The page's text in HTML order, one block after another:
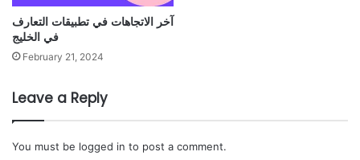
آخر الاتجاهات في تطبيقات التعارف
في الخليج
February 21, 2024
Leave a Reply
You must be logged in to post a comment.